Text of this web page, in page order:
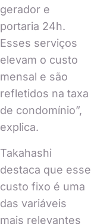
gerador e
portaria 24h.
Esses serviços
elevam o custo
mensal e são
refletidos na taxa
de condomínio”,
explica.
Takahashi
destaca que esse
custo fixo é uma
das variáveis
mais relevantes